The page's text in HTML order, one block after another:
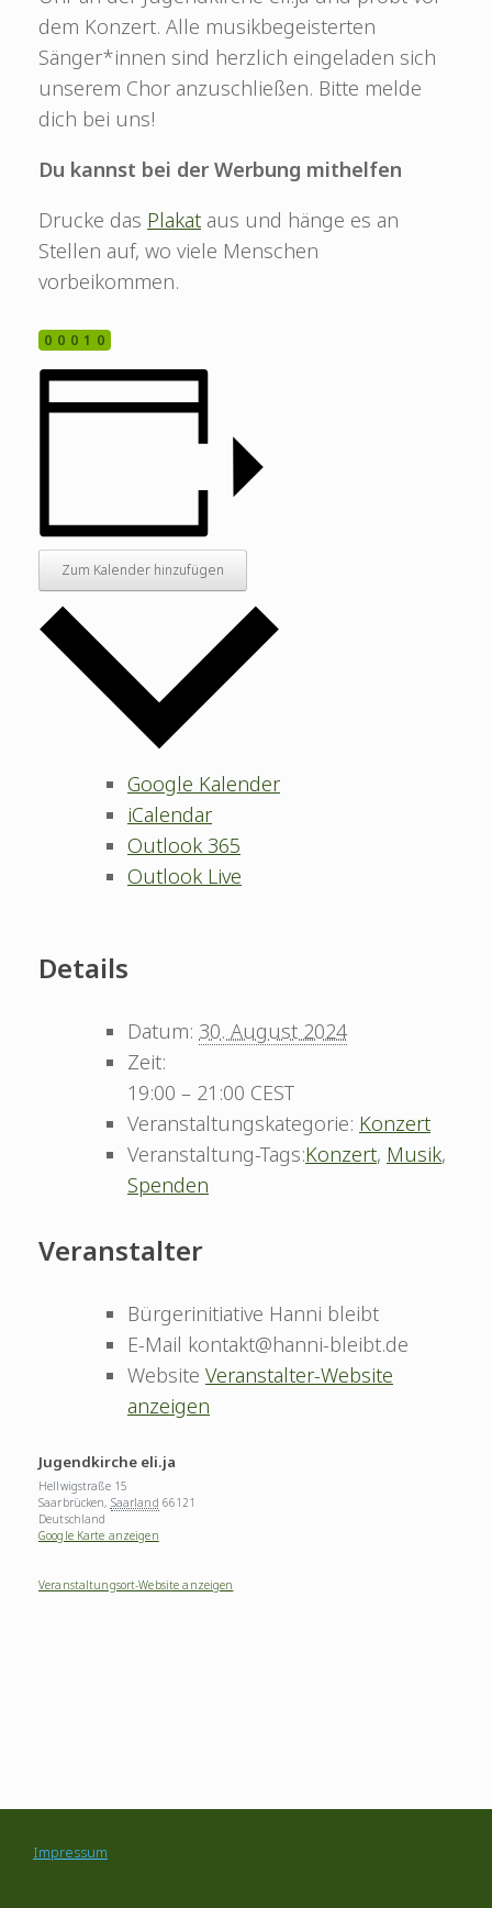
dem Konzert. Alle musikbegeisterten
Sänger*innen sind herzlich eingeladen sich
unserem Chor anzuschließen. Bitte melde
dich bei uns!
Du kannst bei der Werbung mithelfen
Drucke das Plakat aus und hänge es an
Stellen auf, wo viele Menschen
vorbeikommen.
00010
Zum Kalender hinzufügen
Google Kalender
iCalendar
Outlook 365
Outlook Live
Details
Datum: 30. August 2024
Zeit:
19:00 – 21:00 CEST
Veranstaltungskategorie: Konzert
Veranstaltung-Tags:Konzert, Musik,
Spenden
Veranstalter
Bürgerinitiative Hanni bleibt
E-Mail kontakt@hanni-bleibt.de
Website Veranstalter-Website
anzeigen
Jugendkirche eli.ja
Hellwigstraße 15
Saarbrücken, Saarland 66121
Deutschland
Google Karte anzeigen
Veranstaltungsort-Website anzeigen
Impressum